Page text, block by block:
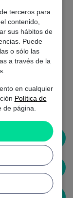
terceros para
contenido,
sus hábitos de
Puede
o sólo las
a través de la
en cualquier
Política de
página.
te has
que necesitas
empezar.